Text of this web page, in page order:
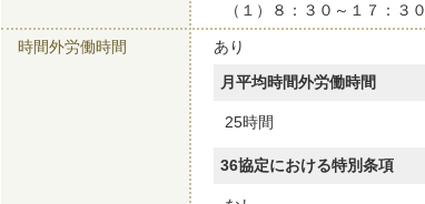
（１）８：３０～１７：３０
時間外労働時間
あり
月平均時間外労働時間
25時間
36協定における特別条項